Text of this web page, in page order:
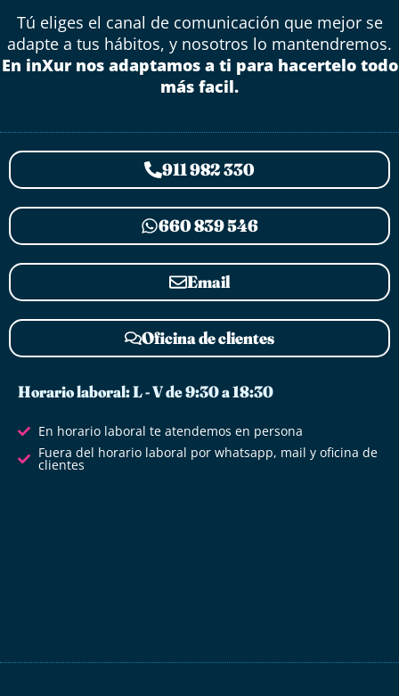
Tú eliges el canal de comunicación que mejor se
adapte a tus hábitos, y nosotros lo mantendremos.
En inXur nos adaptamos a ti para hacertelo todo
más facil.
911 982 330
660 839 546
Email
Oficina de clientes
Horario laboral: L - V de 9:30 a 18:30
En horario laboral te atendemos en persona
Fuera del horario laboral por whatsapp, mail y oficina de
clientes